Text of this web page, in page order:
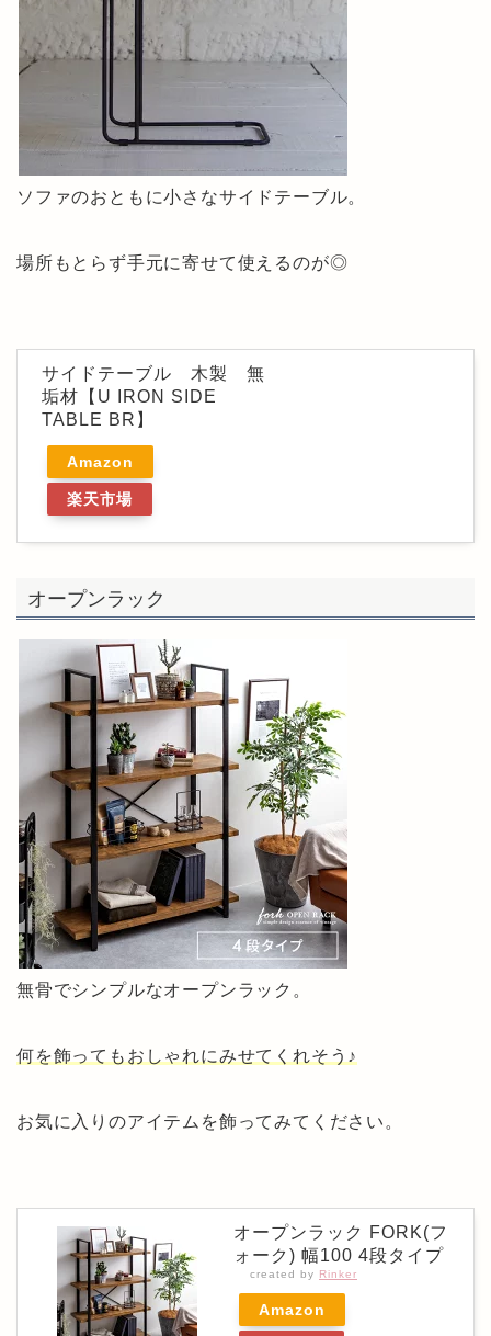
ソファのおともに小さなサイドテーブル。
場所もとらず手元に寄せて使えるのが◎
サイドテーブル 木製 無
垢材【U IRON SIDE
TABLE BR】
Amazon
楽天市場
オープンラック
無骨でシンプルなオープンラック。
何を飾ってもおしゃれにみせてくれそう♪
お気に入りのアイテムを飾ってみてください。
オープンラック FORK(フ
ォーク) 幅100 4段タイプ
created by Rinker
Amazon